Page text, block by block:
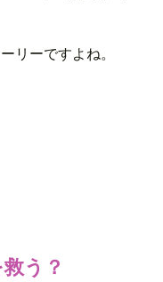
リーですよね。
う？